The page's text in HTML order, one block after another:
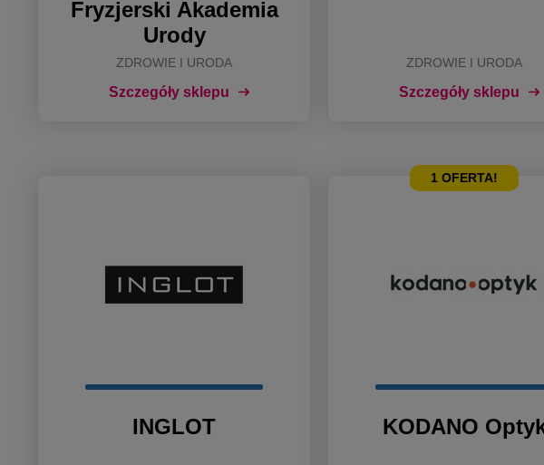
Fryzjerski Akademia
Urody
ZDROWIE I URODA
Szczegóły sklepu
ZDROWIE I URODA
Szczegóły sklepu
INGLOT
1 OFERTA!
KODANO